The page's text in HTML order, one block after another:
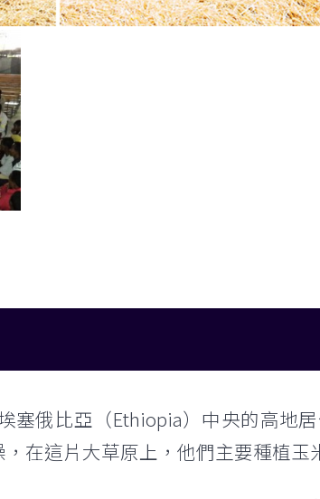
塞俄比亞（Ethiopia）中央的高地
在這片大草原上，他們主要種植玉